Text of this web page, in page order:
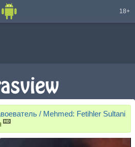
18+
/ Mehmed: Fetihler Sultani